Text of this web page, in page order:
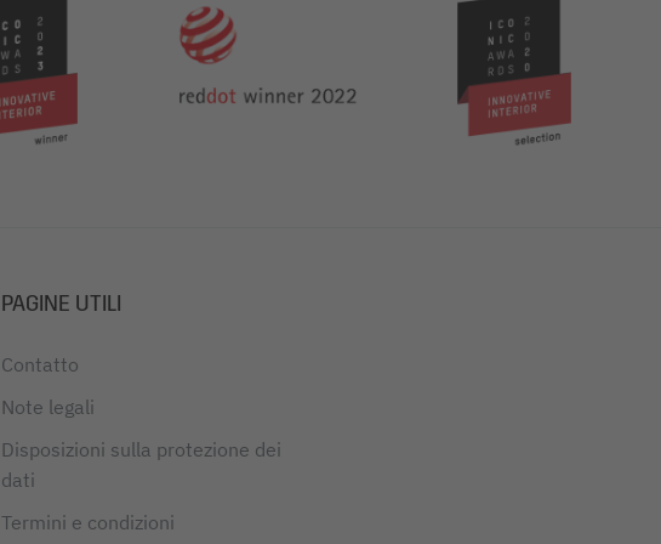
PAGINE UTILI
Contatto
Note legali
Disposizioni sulla protezione dei
dati
Termini e condizioni